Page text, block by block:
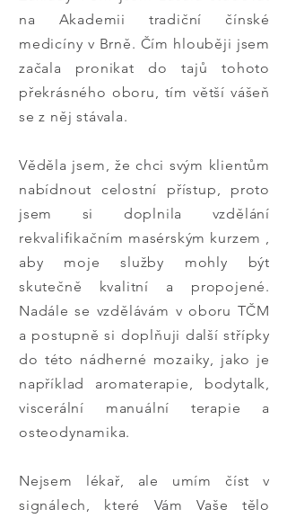
na Akademii tradiční čínské
medicíny v Brně. Čím hlouběji jsem
začala pronikat do tajů tohoto
překrásného oboru, tím větší vášeň
se z něj stávala.
Věděla jsem, že chci svým klientům
nabídnout celostní přístup, proto
jsem si doplnila vzdělání
rekvalifikačním masérským kurzem ,
aby moje služby mohly být
skutečně kvalitní a propojené.
Nadále se vzdělávám v oboru TČM
a postupně si doplňuji další střípky
do této nádherné mozaiky, jako je
například aromaterapie, bodytalk,
viscerální manuální terapie a
osteodynamika.
Nejsem lékař, ale umím číst v
signálech, které Vám Vaše tělo